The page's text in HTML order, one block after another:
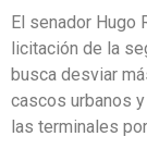
El senador Hugo
licitación de la
busca desviar
cascos urbanos
las terminales